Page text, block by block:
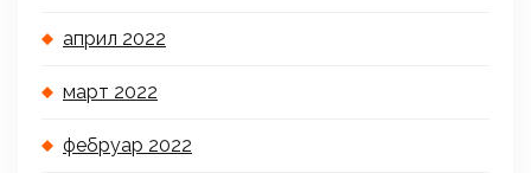
април 2022
март 2022
фебруар 2022